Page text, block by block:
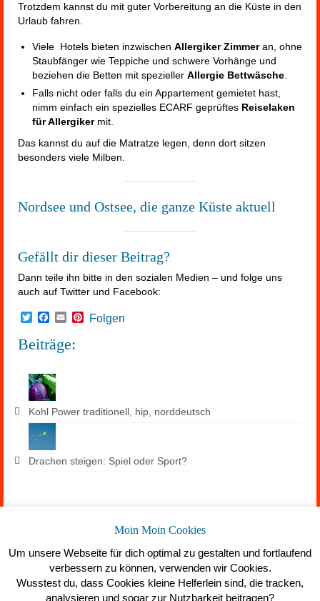
Trotzdem kannst du mit guter Vorbereitung an die Küste in den
Urlaub fahren.
Viele Hotels bieten inzwischen Allergiker Zimmeran, ohne
Staubfänger wie Teppiche und schwere Vorhänge und
beziehen die Betten mit spezieller Allergie Bettwäsche
Falls nicht oder falls du ein Appartement gemietet hast,
nimm einfach ein spezielles ECARF geprüftes Reiselaken
für Allergiker mit.
Das kannst du auf die Matratze legen, denn dort sitzen
besonders viele Milben.
Nordsee und Ostsee, die ganze Küste aktuell
Gefällt dir dieser Beitrag?
Dann teile ihn bitte in den sozialen Medien – und folge uns
auch auf Twitter und Facebook:
TwitterFacebook
EmailPinterest
Folgen
Beiträge:
Kohl Power traditionell, hip, norddeutsch
Drachen steigen: Spiel oder Sport?
Moin Moin Cookies
Um unsere Webseite für dich optimal zu gestalten und fortlaufend
verbessern zu können, verwenden wir Cookies.
Wusstest du, dass Cookies kleine Helferlein sind, die tracken,
analysieren und sogar zur Nutzbarkeit beitragen?